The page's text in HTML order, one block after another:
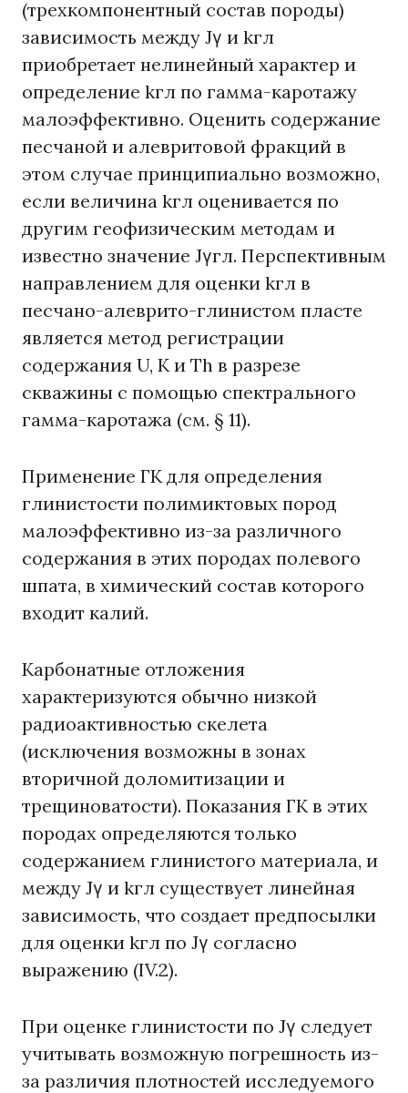
(трехкомпонентный состав породы)
зависимость между Jγ и kгл
приобретает нелинейный характер и
определение kгл по гамма-каротажу
малоэффективно. Оценить содержание
песчаной и алевритовой фракций в
этом случае принципиально возможно,
если величина kгл оценивается по
другим геофизическим методам и
известно значение Jγгл. Перспективным
направлением для оценки kгл в
песчано-алеврито-глинистом пласте
является метод регистрации
содержания U, К и Th в разрезе
скважины с помощью спектрального
гамма-каротажа (см. § 11).
Применение ГК для определения
глинистости полимиктовых пород
малоэффективно из-за различного
содержания в этих породах полевого
шпата, в химический состав которого
входит калий.
Карбонатные отложения
характеризуются обычно низкой
радиоактивностью скелета
(исключения возможны в зонах
вторичной доломитизации и
трещиноватости). Показания ГК в этих
породах определяются только
содержанием глинистого материала, и
между Jγ и kгл существует линейная
зависимость, что создает предпосылки
для оценки kгл по Jγ согласно
выражению (IV.2).
При оценке глинистости по Jγ следует
учитывать возможную погрешность из-
за различия плотностей исследуемого